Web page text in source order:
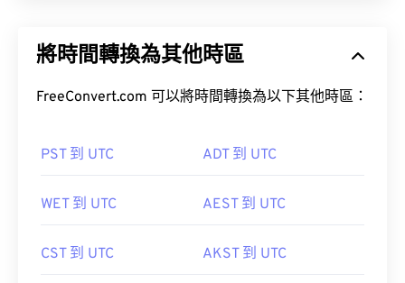
將時間轉換為其他時區
FreeConvert.com 可以將時間轉換為以下其他時區：
PST 到 UTC ADT 到 UTC
WET 到 UTC AEST 到 UTC
CST 到 UTC AKST 到 UTC